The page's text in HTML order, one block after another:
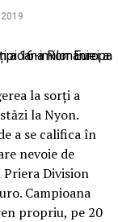
la sorți a
la Nyon.
a se califica în
nevoie de
Division
Campioana
propriu, pe 20